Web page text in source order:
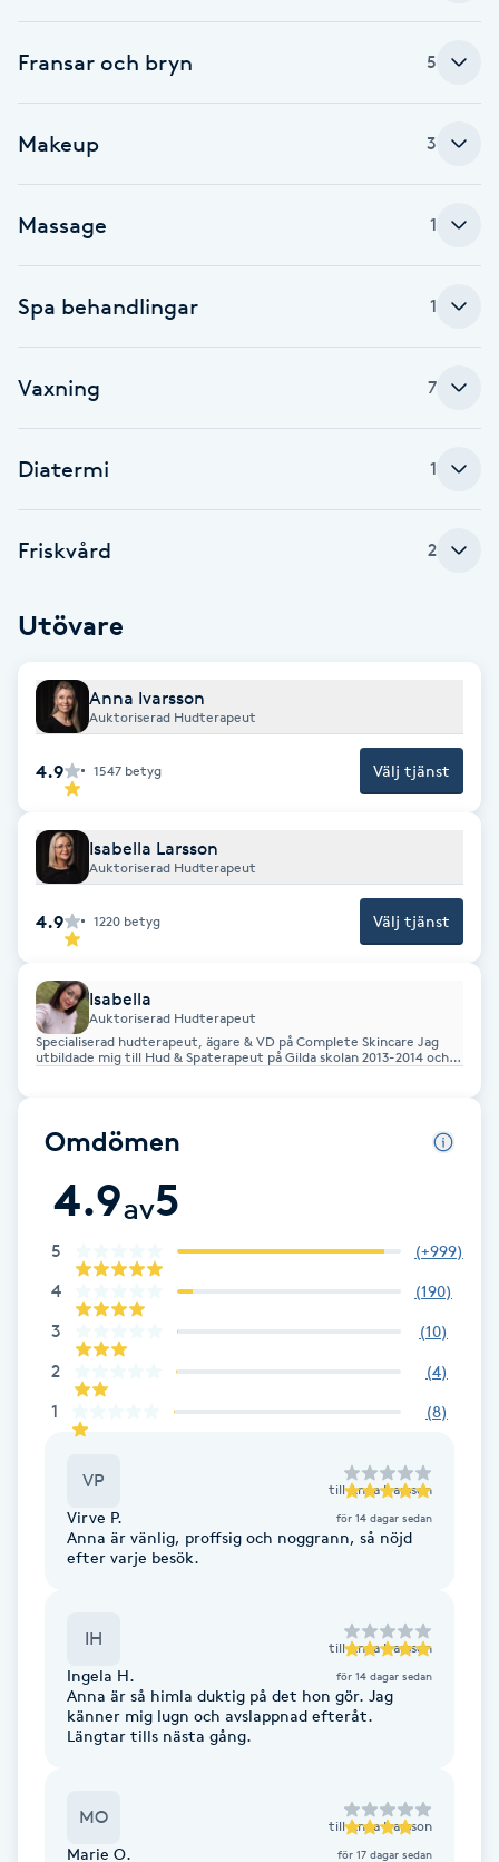
Dermapen
Extensions
Extensions borttagning
F
Faceliftmassage
Fettreducering
Fibromassage
Fillers
Fotmassage
Fotsvamp
Fotvård
Fransar
Fransborttagning
Fransfärgning
Fransförlängning
Fransförlängning Megavolym
Fransförlängning Volym
Fransk manikyr
Frekvensterapi
Friskvårdsmassage
Färgning
Fransar och bryn 5
Makeup 3
Massage 1
Spa behandlingar 1
Vaxning 7
Diatermi 1
Friskvård 2
Utövare
Anna Ivarsson
Auktoriserad Hudterapeut
4.9 1547 betyg Välj tjänst
Isabella Larsson
Auktoriserad Hudterapeut
4.9 1220 betyg Välj tjänst
Isabella
Auktoriserad Hudterapeut
Specialiserad hudterapeut, ägare & VD på Complete Skincare Jag
utbildade mig till Hud & Spaterapeut på Gilda skolan 2013-2014 och
Omdömen
4.9av5
5 (+999)
4 (190)
3 (10)
2 (4)
1 (8)
VP till Anna Ivarsson
Virve P. för 14 dagar sedan
Anna är vänlig, proffsig och noggrann, så nöjd
efter varje besök.
IH till Anna Ivarsson
Ingela H. för 14 dagar sedan
Anna är så himla duktig på det hon gör. Jag
känner mig lugn och avslappnad efteråt.
Längtar tills nästa gång.
MO till Anna Ivarsson
Marie O. för 17 dagar sedan